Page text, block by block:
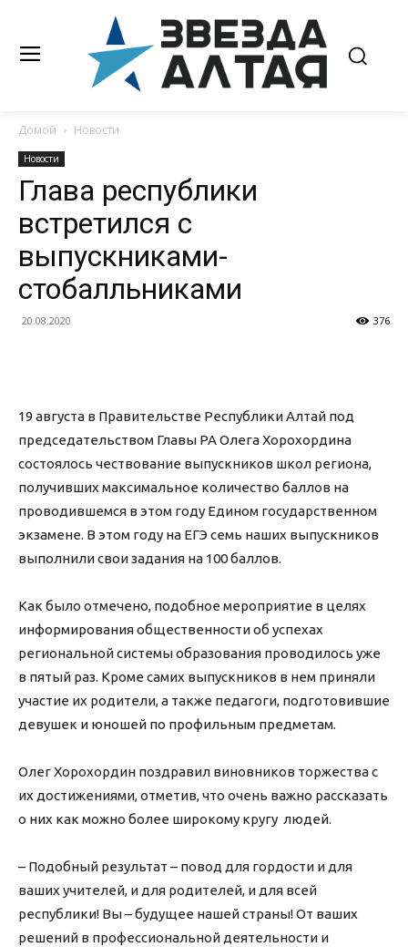
Домой Новости
Новости
Глава республики
встретился с
выпускниками-
стобалльниками
20.08.2020 376
19 августа в Правительстве Республики Алтай под
председательством Главы РА Олега Хорохордина
состоялось чествование выпускников школ региона,
получивших максимальное количество баллов на
проводившемся в этом году Едином государственном
экзамене. В этом году на ЕГЭ семь наших выпускников
выполнили свои задания на 100 баллов.
Как было отмечено, подобное мероприятие в целях
информирования общественности об успехах
региональной системы образования проводилось уже
в пятый раз. Кроме самих выпускников в нем приняли
участие их родители, а также педагоги, подготовившие
девушек и юношей по профильным предметам.
Олег Хорохордин поздравил виновников торжества с
их достижениями, отметив, что очень важно рассказать
о них как можно более широкому кругу людей.
– Подобный результат – повод для гордости и для
ваших учителей, и для родителей, и для всей
республики! Вы – будущее нашей страны! От ваших
решений в профессиональной деятельности и